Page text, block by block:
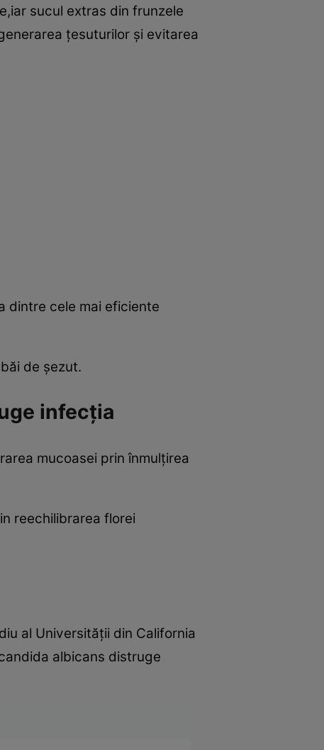
sucul extras din frunzele
ţesuturilor şi evitarea
dintre cele mai eficiente
de şezut.
infecţia
mucoasei prin înmulţirea
reechilibrarea florei
al Universităţii din California
albicans distruge